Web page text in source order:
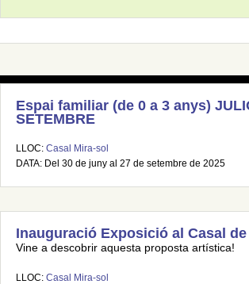
Espai familiar (de 0 a 3 anys)
SETEMBRE
LLOC: Casal Mira-sol
DATA: Del 30 de juny al 27 de setembre de 2025
Inauguració Exposició al Casal de
Vine a descobrir aquesta proposta artística!
LLOC: Casal Mira-sol